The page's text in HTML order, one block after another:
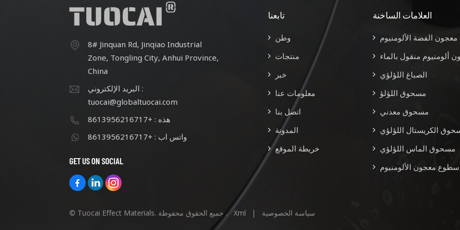
8# Jinquan Rd, Jinqiao Industrial
Zone, Tongling City, Anhui Province,
China
البريد الإلكتروني :
tuocai@globaltuocai.com
هذه : +8613956216717
واتس اب : +8613956216717
GET US ON SOCIAL
تابعنا
وطن
منتجات
خبر
معلومات عنا
اتصل بنا
المدونة
خريطة الموقع
العلامات الساخنة
معجون الفضة الألومنيوم
ألومنيوم منقول بالماء
الصباغ اللؤلؤي
مسحوق اللؤلؤ
مسحوق معدني
الكريستال اللؤلؤي
مسحوق الماس اللؤلؤي
سطوع معجون الألومنيوم
© Tuocai Effect Materials. جميع الحقوق محفوظة . Xml | سياسة الخصوصية